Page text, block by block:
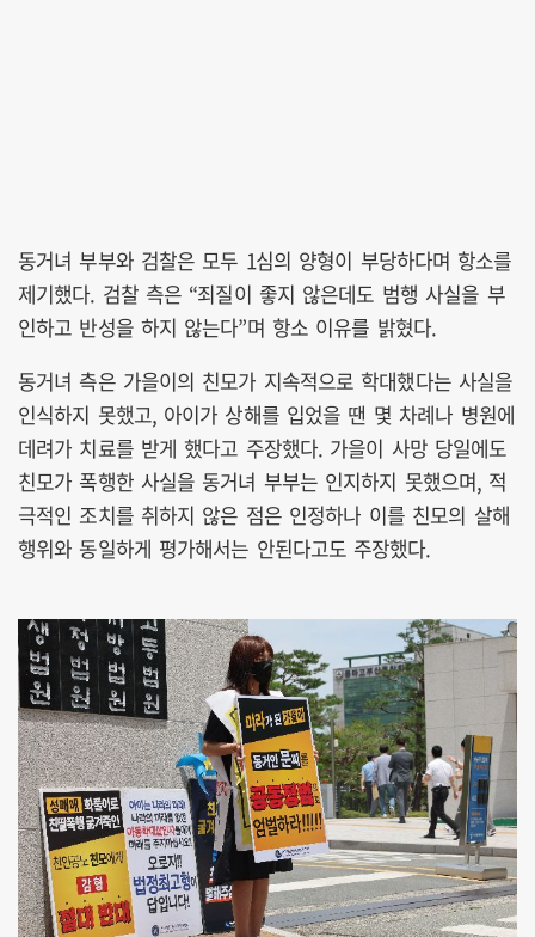
동거녀 부부와 검찰은 모두 1심의 양형이 부당하다며 항소를
제기했다. 검찰 측은 “죄질이 좋지 않은데도 범행 사실을 부
인하고 반성을 하지 않는다”며 항소 이유를 밝혔다.
동거녀 측은 가을이의 친모가 지속적으로 학대했다는 사실을
인식하지 못했고, 아이가 상해를 입었을 땐 몇 차례나 병원에
데려가 치료를 받게 했다고 주장했다. 가을이 사망 당일에도
친모가 폭행한 사실을 동거녀 부부는 인지하지 못했으며, 적
극적인 조치를 취하지 않은 점은 인정하나 이를 친모의 살해
행위와 동일하게 평가해서는 안된다고도 주장했다.